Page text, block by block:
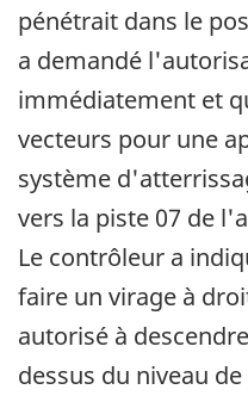
pénétrait dans le
a demandé
immédiatement et
vecteurs pour une
système
vers la piste 07 de
Le contrôleur a
faire un virage à
autorisé à
dessus du niveau